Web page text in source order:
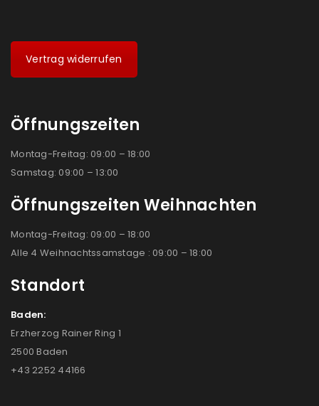
Vertrag widerrufen
Öffnungszeiten
Montag-Freitag: 09:00 – 18:00
Samstag: 09:00 – 13:00
Öffnungszeiten Weihnachten
Montag-Freitag: 09:00 – 18:00
Alle 4 Weihnachtssamstage : 09:00 – 18:00
Standort
Baden:
Erzherzog Rainer Ring 1
2500 Baden
+43 2252 44166